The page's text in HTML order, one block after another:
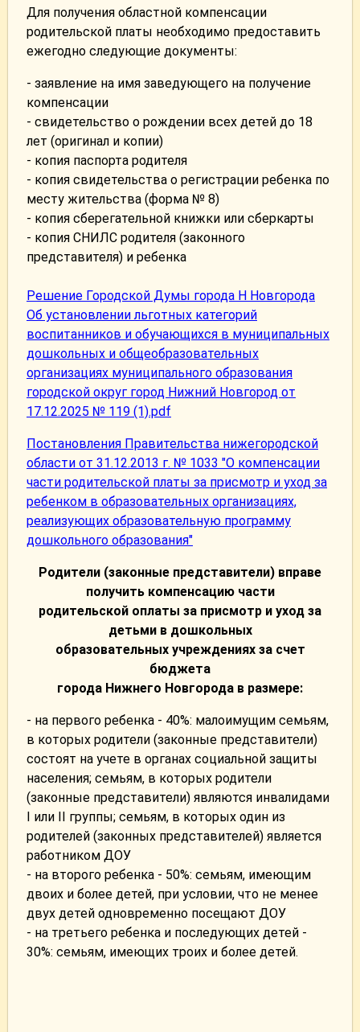
Для получения областной компенсации
родительской платы необходимо предоставить
ежегодно следующие документы:
- заявление на имя заведующего на получение
компенсации
- свидетельство о рождении всех детей до 18
лет (оригинал и копии)
- копия паспорта родителя
- копия свидетельства о регистрации ребенка по
месту жительства (форма № 8)
- копия сберегательной книжки или сберкарты
- копия СНИЛС родителя (законного
представителя) и ребенка
Решение Городской Думы города Н Новгорода
Об установлении льготных категорий
воспитанников и обучающихся в муниципальных
дошкольных и общеобразовательных
организациях муниципального образования
городской округ город Нижний Новгород от
17.12.2025 № 119 (1).pdf
Постановления Правительства нижегородской
области от 31.12.2013 г. № 1033 "О компенсации
части родительской платы за присмотр и уход за
ребенком в образовательных организациях,
реализующих образовательную программу
дошкольного образования"
Родители (законные представители) вправе
получить компенсацию части
родительской оплаты за присмотр и уход за
детьми в дошкольных
образовательных учреждениях за счет
бюджета
города Нижнего Новгорода в размере:
- на первого ребенка - 40%: малоимущим семьям,
в которых родители (законные представители)
состоят на учете в органах социальной защиты
населения; семьям, в которых родители
(законные представители) являются инвалидами
I или II группы; семьям, в которых один из
родителей (законных представителей) является
работником ДОУ
- на второго ребенка - 50%: семьям, имеющим
двоих и более детей, при условии, что не менее
двух детей одновременно посещают ДОУ
- на третьего ребенка и последующих детей -
30%: семьям, имеющих троих и более детей.